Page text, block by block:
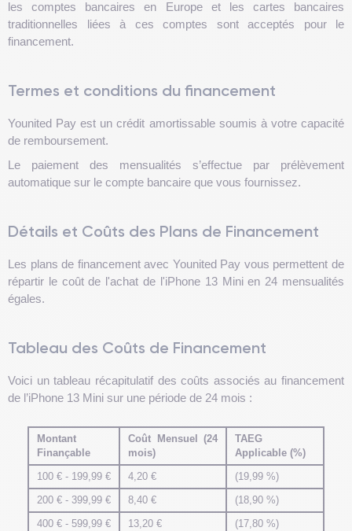
les comptes bancaires en Europe et les cartes bancaires
traditionnelles liées à ces comptes sont acceptés pour le
financement​.
Termes et conditions du financement
Younited Pay est un crédit amortissable soumis à votre capacité
de remboursement.
Le paiement des mensualités s’effectue par prélèvement
automatique sur le compte bancaire que vous fournissez.
Détails et Coûts des Plans de Financement
Les plans de financement avec Younited Pay vous permettent de
répartir le coût de l'achat de l'iPhone 13 Mini en 24 mensualités
égales.
Tableau des Coûts de Financement
Voici un tableau récapitulatif des coûts associés au financement
de l’iPhone 13 Mini sur une période de 24 mois :
Montant
Finançable
Coût Mensuel (24
mois)
TAEG
Applicable (%)
100 € - 199,99 €
4,20 €
(19,99 %)
200 € - 399,99 €
8,40 €
(18,90 %)
400 € - 599,99 €
13,20 €
(17,80 %)